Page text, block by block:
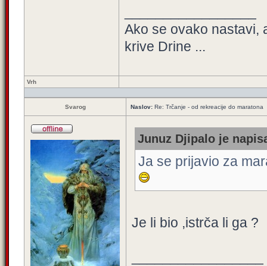
Ako se ovako nastavi,
krive Drine ...
Vrh
Svarog Naslov: Re: Trčanje - od rekreacije do maratona
Junuz Djipalo je
Ja se prijavio za
Je li bio ,istrča li ga ?